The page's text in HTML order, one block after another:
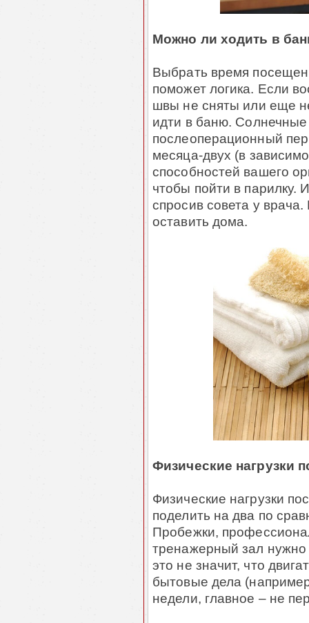
Можно ли ходить в
Выбрать время
поможет логика. Если
швы не сняты или еще
идти в баню.
послеоперационный
месяца-двух (в
способностей вашего
чтобы пойти в парилку.
спросив совета у
оставить дома.
Физические нагрузки
Физические нагрузки
поделить на два по
Пробежки,
тренажерный зал
это не значит, что
бытовые дела
недели, главное – не